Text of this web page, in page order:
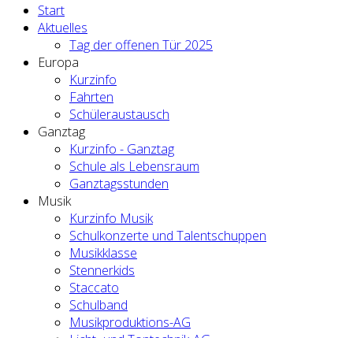
Start
Aktuelles
Tag der offenen Tür 2025
Europa
Kurzinfo
Fahrten
Schüleraustausch
Ganztag
Kurzinfo - Ganztag
Schule als Lebensraum
Ganztagsstunden
Musik
Kurzinfo Musik
Schulkonzerte und Talentschuppen
Musikklasse
Stennerkids
Staccato
Schulband
Musikproduktions-AG